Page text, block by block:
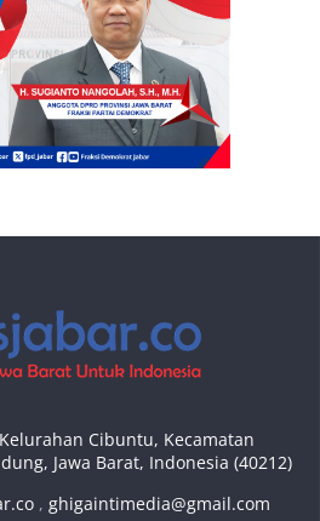
Cibuntu, Kecamatan
Jawa Barat, Indonesia (40212)
,ghigaintimedia@gmail.com